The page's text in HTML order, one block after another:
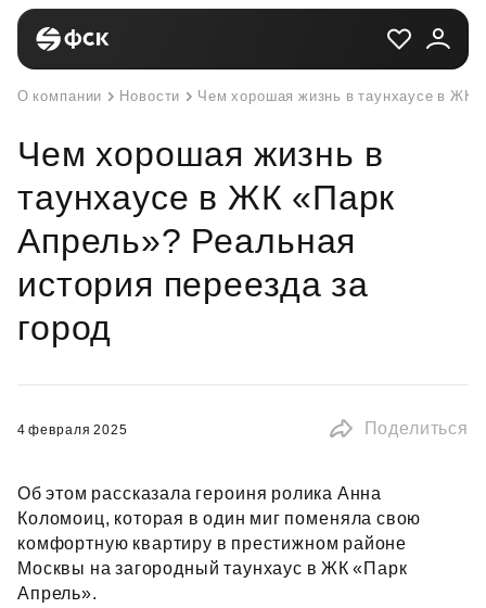
О компании Новости Чем хорошая жизнь в таунхаусе в ЖК
Чем хорошая жизнь в
таунхаусе в ЖК «Парк
Апрель»? Реальная
история переезда за
город
4 февраля 2025 Поделиться
Об этом рассказала героиня ролика Анна
Коломоиц, которая в один миг поменяла свою
комфортную квартиру в престижном районе
Москвы на загородный таунхаус в ЖК «Парк
Апрель».